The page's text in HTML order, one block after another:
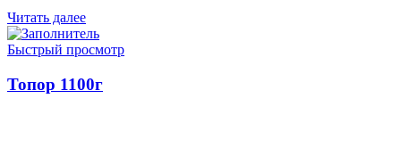
Читать далее
Быстрый просмотр
Топор 1100г